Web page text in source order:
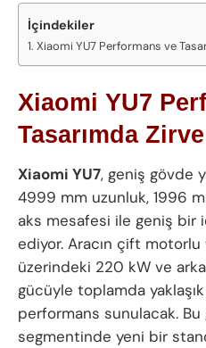
İçindekiler
Xiaomi YU7 Performans ve
Xiaomi YU7
Tasarımda Zirve
Xiaomi YU7, geniş gövde
4999 mm uzunluk, 1996
aks mesafesi ile geniş bir
ediyor. Aracın çift
üzerindeki 220 kW ve
gücüyle toplamda
performans sunulacak.
segmentinde yeni bir